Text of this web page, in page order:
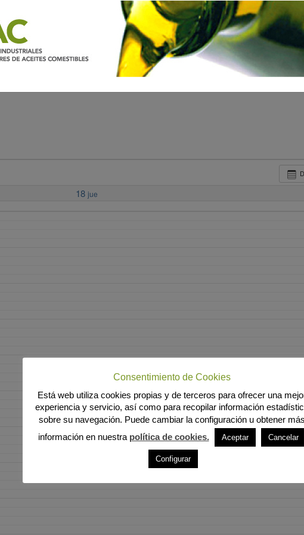
18 jue
Consentimiento de Cookies
Está web utiliza cookies propias y de terceros para ofrecer una
experiencia y servicio, así como para recopilar información
sobre su navegación. Puede cambiar la configuración u obtener más
información en nuestra política de cookies. Aceptar Cancelar
Configurar